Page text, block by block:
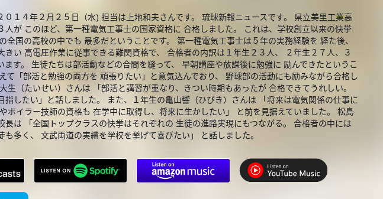
４年２月２５日（水) 担当は上地和夫さんです。 琉球新報ニュースです。 県立美里工業高
人が このほど、第一種電気工事士の国家資格に 合格しました。 これは、学校創立以来の快挙
全国の高校の中でも 最多だということです。 第一種電気工事士は５年の実務経験を 経た後、
きい 高電圧作業に従事できる難関資格で、 合格者の内訳は１年生２３人、 ２年生２７人、３
ます。 生徒たちは部活動などの合間を縫って、 早朝講座や放課後に勉強に 励んできたというこ
て「部活と勉強の両方を 頑張りたい」と意気込んでおり、 野球部の活動にも励みながら合格し
生（たいせい）さんは 「部活と講習が重なり、きつい時期もあったが 合格できてうれしい。
指したい」と話しました。 また、１年生の亀山響（ひびき）さんは 「将来は電気関係の仕事に
ボイラー技師の資格も 在学中に取得し、将来に生かしたい」 と前を見据えていました。 松島
長は 「全国トップクラスの快挙はそれぞれの 生徒の進路実現にもつながる。 合格者の中には
も多く、 文武両道の実績を学校を挙げて喜びたい」 と話しました。